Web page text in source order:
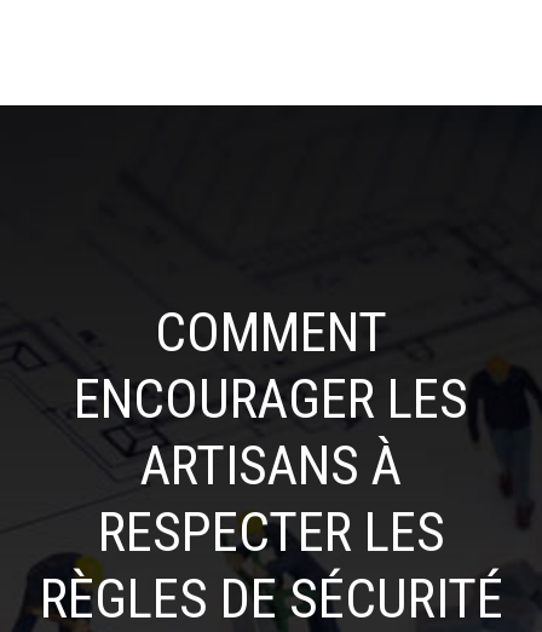
COMMENT
ENCOURAGER LES
ARTISANS À
RESPECTER LES
RÈGLES DE SÉCURITÉ